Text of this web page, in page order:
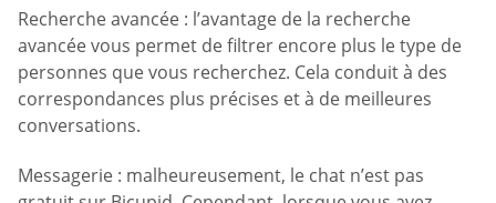
Recherche avancée : l’avantage de la recherche
avancée vous permet de filtrer encore plus le type de
personnes que vous recherchez. Cela conduit à des
correspondances plus précises et à de meilleures
conversations.
Messagerie : malheureusement, le chat n’est pas